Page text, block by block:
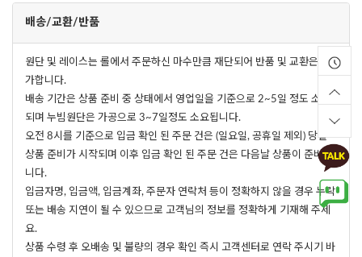
배송/교환/반품
원단 및 레이스는 롤에서 주문하신 마수만큼 재단되어 반품 및 교환은 불
가합니다.
배송 기간은 상품 준비 중 상태에서 영업일을 기준으로 2~5일 정도 소요
되며 누빔원단은 가공으로 3~7일정도 소요됩니다.
오전 8시를 기준으로 입금 확인 된 주문 건은 (일요일, 공휴일 제외) 당일
상품 준비가 시작되며 이후 입금 확인 된 주문 건은 다음날 상품이 준비됩
니다.
입금자명, 입금액, 입금계좌, 주문자 연락처 등이 정확하지 않을 경우 누락
또는 배송 지연이 될 수 있으므로 고객님의 정보를 정확하게 기재해 주세
요.
상품 수령 후 오배송 및 불량의 경우 확인 즉시 고객센터로 연락 주시기 바